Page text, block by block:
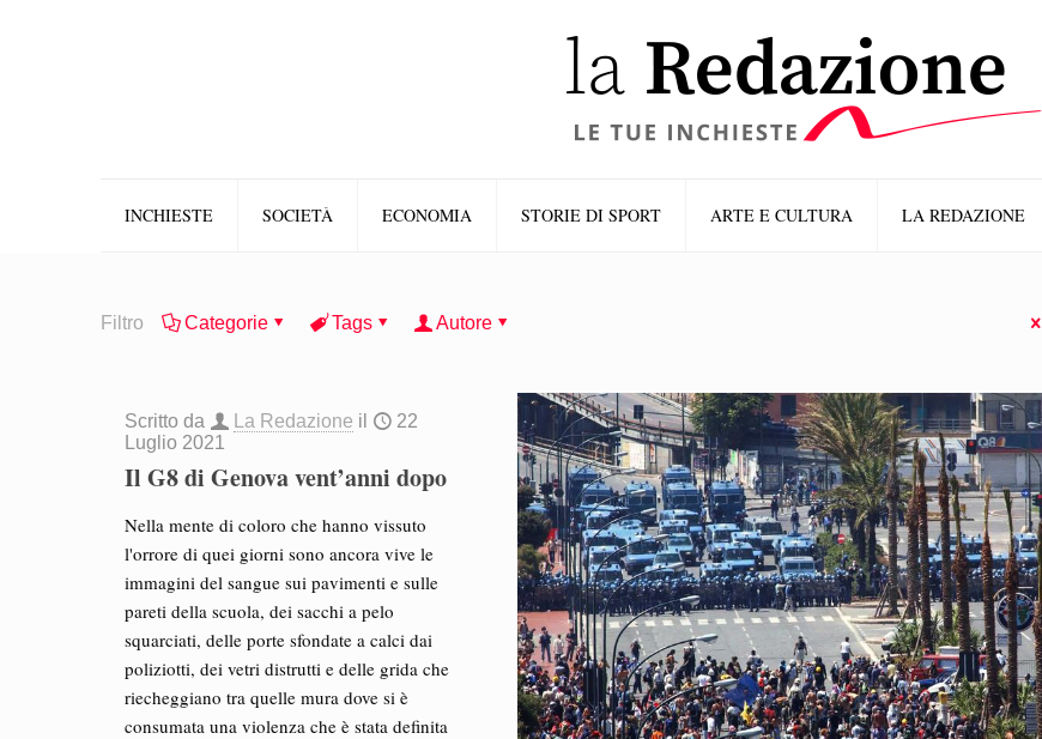
INCHIESTE SOCIETÀ ECONOMIA STORIE DI SPORT ARTE E CULTURA LA REDAZIONE
Filtro Categorie Tags Autore
Scritto da La Redazione il
22
Luglio 2021
Il G8 di Genova vent’anni dopo
Nella mente di coloro che hanno vissuto
l'orrore di quei giorni sono ancora vive le
immagini del sangue sui pavimenti e sulle
pareti della scuola, dei sacchi a pelo
squarciati, delle porte sfondate a calci dai
poliziotti, dei vetri distrutti e delle grida che
riecheggiano tra quelle mura dove si è
consumata una violenza che è stata definita